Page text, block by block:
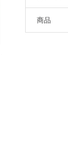
商品